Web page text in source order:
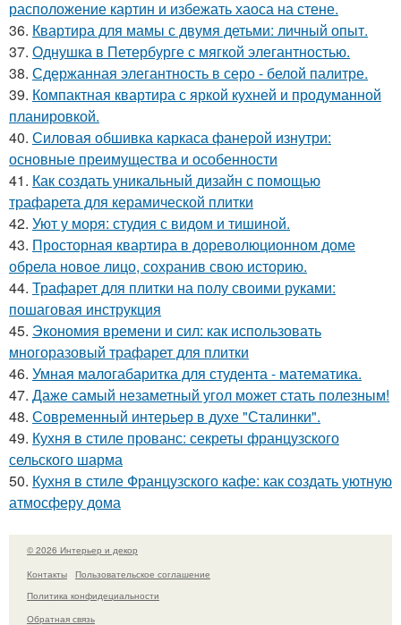
расположение картин и избежать хаоса на стене.
36. Квартира для мамы с двумя детьми: личный опыт.
37. Однушка в Петербурге с мягкой элегантностью.
38. Сдержанная элегантность в серо - белой палитре.
39. Компактная квартира с яркой кухней и продуманной
планировкой.
40. Силовая обшивка каркаса фанерой изнутри:
основные преимущества и особенности
41. Как создать уникальный дизайн с помощью
трафарета для керамической плитки
42. Уют у моря: студия с видом и тишиной.
43. Просторная квартира в дореволюционном доме
обрела новое лицо, сохранив свою историю.
44. Трафарет для плитки на полу своими руками:
пошаговая инструкция
45. Экономия времени и сил: как использовать
многоразовый трафарет для плитки
46. Умная малогабаритка для студента - математика.
47. Даже самый незаметный угол может стать полезным!
48. Современный интерьер в духе "Сталинки".
49. Кухня в стиле прованс: секреты французского
сельского шарма
50. Кухня в стиле Французского кафе: как создать уютную
атмосферу дома
© 2026 Интерьер и декор
Контакты
Пользовательское соглашение
Политика конфидециальности
Обратная связь